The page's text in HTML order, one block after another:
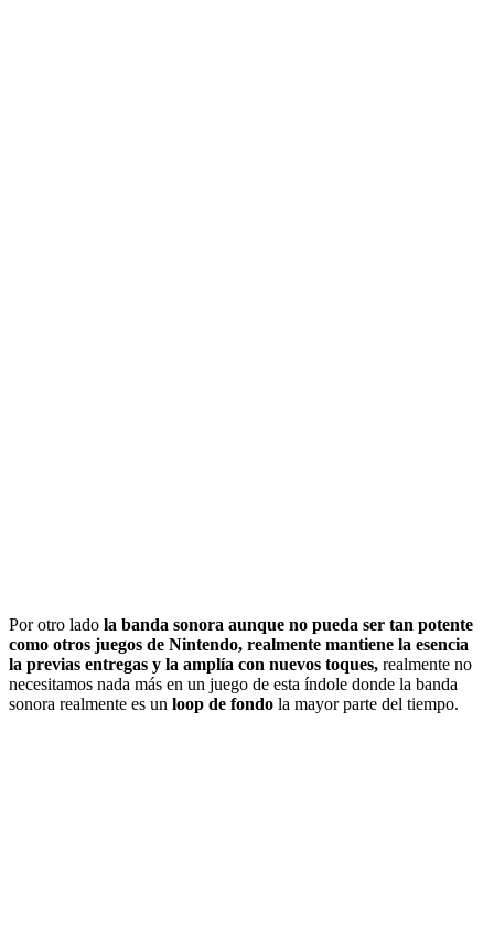
Por otro lado la banda sonora aunque no pueda ser tan potente
como otros juegos de Nintendo, realmente mantiene la esencia
la previas entregas y la amplía con nuevos toques, realmente no
necesitamos nada más en un juego de esta índole donde la banda
sonora realmente es un loop de fondo la mayor parte del tiempo.